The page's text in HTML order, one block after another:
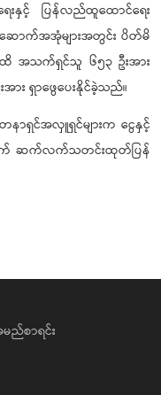
ေးနှင့် ပြန်လည်ထူထောင်ရေး
ဆောက်အအုံများအတွင်း ပိတ်မိ
အသက်ရှင်သူ ၆၅၃ ဦးအား
း ရှာဖွေပေးနိုင်ခဲ့သည်။
နာရှင်အလှူရှင်များက ငွေနှင့်
တွက် ဆက်လက်သတင်းထုတ်ပြန်
ည်စာရင်း